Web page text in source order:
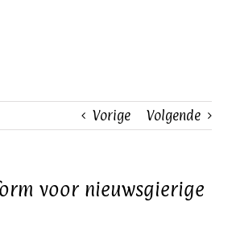
Vorige Volgende
voor nieuwsgierige